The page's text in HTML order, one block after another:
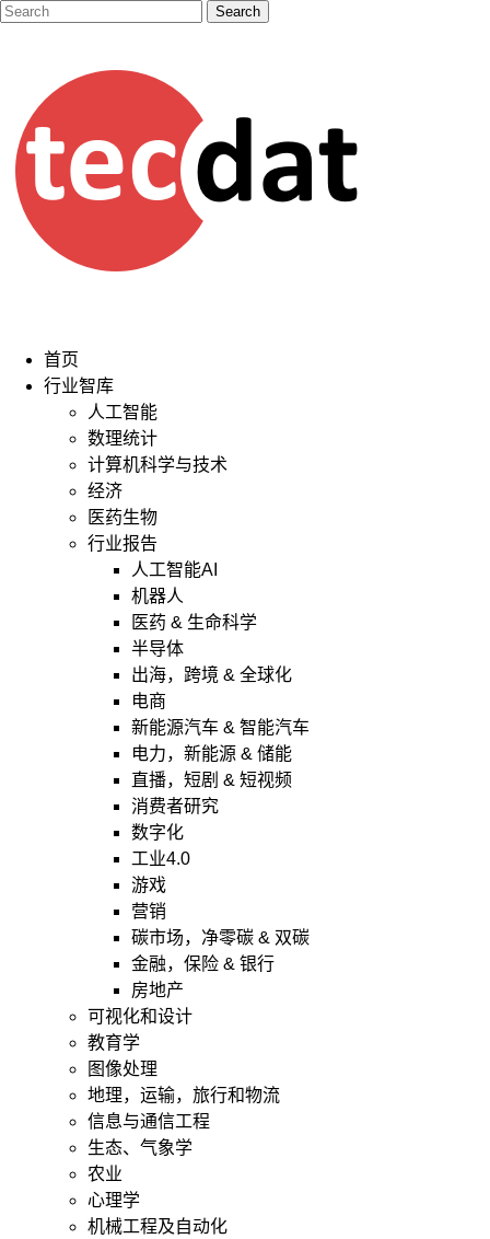
首页
行业智库
人工智能
数理统计
计算机科学与技术
经济
医药生物
行业报告
人工智能AI
机器人
医药 & 生命科学
半导体
出海，跨境 & 全球化
电商
新能源汽车 & 智能汽车
电力，新能源 & 储能
直播，短剧 & 短视频
消费者研究
数字化
工业4.0
游戏
营销
碳市场，净零碳 & 双碳
金融，保险 & 银行
房地产
可视化和设计
教育学
图像处理
地理，运输，旅行和物流
信息与通信工程
生态、气象学
农业
心理学
机械工程及自动化